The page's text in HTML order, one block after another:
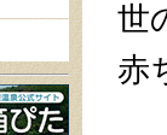
世
赤